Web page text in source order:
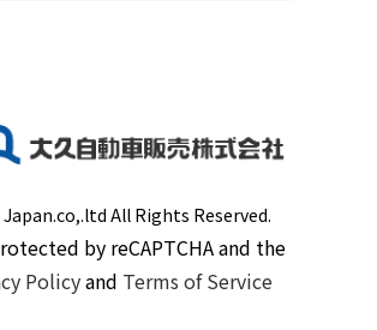
All Rights Reserved.
by reCAPTCHA and the
Policyand Terms of Service